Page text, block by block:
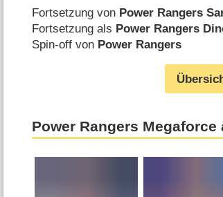
Fortsetzung von Power Rangers
Fortsetzung als Power Rangers
Spin-off von Power Rangers
Power Rangers Megaforce